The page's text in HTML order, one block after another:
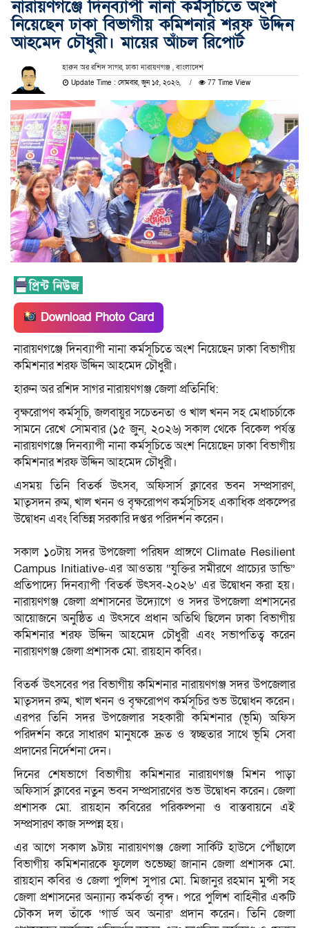
নারায়ণগঞ্জে দিনব্যাপী নানা কর্মসূচিতে অংশ
নিয়েছেন ঢাকা বিভাগীয় কমিশনার শরফ উদ্দিন
আহমেদ চৌধুরী। মায়ের আঁচল রিপোর্ট
হারুন অর রশিদ সাগর, ঢাকা নারায়ণগঞ্জ , বাংলাদেশ
Update Time : সোমবার, জুন ১৫, ২০২৬, 77 Time View
Download Photo Card
নারায়ণগঞ্জে দিনব্যাপী নানা কর্মসূচিতে অংশ নিয়েছেন ঢাকা বিভাগীয়
কমিশনার শরফ উদ্দিন আহমেদ চৌধুরী।
হারুন অর রশিদ সাগর নারায়ণগঞ্জ জেলা প্রতিনিধি:
বৃক্ষরোপণ কর্মসূচি, জলবায়ুর সচেতনতা ও খাল খনন সহ মেধাচর্চাকে
সামনে রেখে সোমবার (১৫ জুন, ২০২৬) সকাল থেকে বিকেল পর্যন্ত
নারায়ণগঞ্জে দিনব্যাপী নানা কর্মসূচিতে অংশ নিয়েছেন ঢাকা বিভাগীয়
কমিশনার শরফ উদ্দিন আহমেদ চৌধুরী।
এসময় তিনি বিতর্ক উৎসব, অফিসার্স ক্লাবের ভবন সম্প্রসারণ,
মাতৃসদন রুম, খাল খনন ও বৃক্ষরোপণ কর্মসূচিসহ একাধিক প্রকল্পের
উদ্বোধন এবং বিভিন্ন সরকারি দপ্তর পরিদর্শন করেন।
​সকাল ১০টায় সদর উপজেলা পরিষদ প্রাঙ্গণে Climate Resilient
Campus Initiative-এর আওতায় “যুক্তির সমীরণে প্রাচ্যের ডান্ডি”
প্রতিপাদ্যে দিনব্যাপী ‘বিতর্ক উৎসব-২০২৬’ এর উদ্বোধন করা হয়।
নারায়ণগঞ্জ জেলা প্রশাসনের উদ্যোগে ও সদর উপজেলা প্রশাসনের
আয়োজনে অনুষ্ঠিত এ উৎসবে প্রধান অতিথি ছিলেন ঢাকা বিভাগীয়
কমিশনার শরফ উদ্দিন আহমেদ চৌধুরী এবং সভাপতিত্ব করেন
নারায়ণগঞ্জ জেলা প্রশাসক মো. রায়হান কবির।
​বিতর্ক উৎসবের পর বিভাগীয় কমিশনার নারায়ণগঞ্জ সদর উপজেলার
মাতৃসদন রুম, খাল খনন ও বৃক্ষরোপণ কর্মসূচির শুভ উদ্বোধন করেন।
এরপর তিনি সদর উপজেলার সহকারী কমিশনার (ভূমি) অফিস
পরিদর্শন করে সাধারণ মানুষকে দ্রুত ও স্বচ্ছতার সাথে ভূমি সেবা
প্রদানের নির্দেশনা দেন।
​দিনের শেষভাগে বিভাগীয় কমিশনার নারায়ণগঞ্জ মিশন পাড়া
অফিসার্স ক্লাবের নতুন ভবন সম্প্রসারণের শুভ উদ্বোধন করেন। জেলা
প্রশাসক মো. রায়হান কবিরের পরিকল্পনা ও বাস্তবায়নে এই
সম্প্রসারণ কাজ সম্পন্ন হয়।
এর আগে সকাল ৯টায় নারায়ণগঞ্জ জেলা সার্কিট হাউসে পৌঁছালে
বিভাগীয় কমিশনারকে ফুলেল শুভেচ্ছা জানান জেলা প্রশাসক মো.
রায়হান কবির ও জেলা পুলিশ সুপার মো. মিজানুর রহমান মুন্সী সহ
জেলা প্রশাসনের অন্যান্য কর্মকর্তা বৃন্দ। পরে পুলিশ বাহিনীর একটি
চৌকস দল তাঁকে ‘গার্ড অব অনার’ প্রদান করেন। তিনি জেলা